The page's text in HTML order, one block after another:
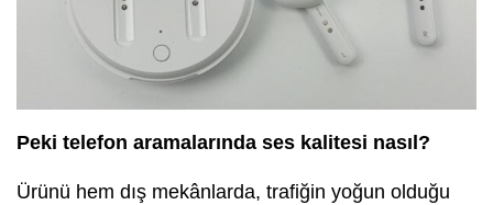
Peki telefon aramalarında ses kalitesi nasıl?
Ürünü hem dış mekânlarda, trafiğin yoğun olduğu